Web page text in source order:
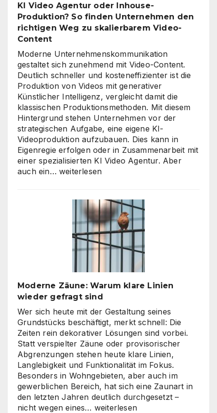
eine
unternehmensweite
KI-
ist
KI Video Agentur oder Inhouse-
Produktion? So finden Unternehmen den
richtigen Weg zu skalierbarem Video-
Content
Moderne Unternehmenskommunikation
gestaltet sich zunehmend mit Video-Content.
Deutlich schneller und kosteneffizienter ist die
Produktion von Videos mit generativer
Künstlicher Intelligenz, vergleicht damit die
klassischen Produktionsmethoden. Mit diesem
Hintergrund stehen Unternehmen vor der
strategischen Aufgabe, eine eigene KI-
Videoproduktion aufzubauen. Dies kann in
Eigenregie erfolgen oder in Zusammenarbeit mit
einer spezialisierten KI Video Agentur. Aber
auch ein… KI
oder
Inhouse-
Produktion?
finden
Unternehmen
Weg
zu
skalierbarem
Video-
Content
weiterlesen
Moderne Zäune: Warum klare Linien
wieder gefragt sind
Wer sich heute mit der Gestaltung seines
Grundstücks beschäftigt, merkt schnell: Die
Zeiten rein dekorativer Lösungen sind vorbei.
Statt verspielter Zäune oder provisorischer
Abgrenzungen stehen heute klare Linien,
Langlebigkeit und Funktionalität im Fokus.
Besonders in Wohngebieten, aber auch im
gewerblichen Bereich, hat sich eine Zaunart in
den letzten Jahren deutlich durchgesetzt –
nicht wegen eines… Moderne
weiterlesen